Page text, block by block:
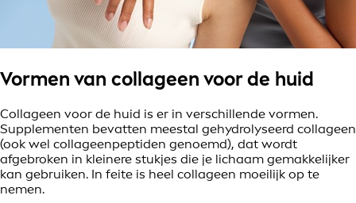
Vormen van collageen voor de huid
Collageen voor de huid is er in verschillende vormen.
Supplementen bevatten meestal gehydrolyseerd collageen
(ook wel collageenpeptiden genoemd), dat wordt
afgebroken in kleinere stukjes die je lichaam gemakkelijker
kan gebruiken. In feite is heel collageen moeilijk op te
nemen.